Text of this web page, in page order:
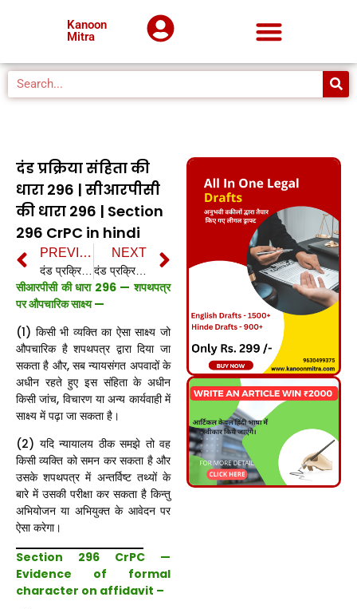
Kanoon
Mitra
दंड प्रक्रिया संहिता की
धारा 296 | सीआरपीसी
की धारा 296 | Section
296 CrPC in hindi
PREVIOUS
दंड प्रक्रिया संहिता की धारा 295 | सीआरपीसी की धारा 295 | Section 295 CrPC in hindi
NEXT
दंड प्रक्रिया संहिता की धारा 297 | सीआरपीसी की धारा 297 | Section 297 CrPC in hindi
सीआरपीसी की धारा 296 — शपथपत्र
पर औपचारिक साक्ष्य —
(1) किसी भी व्यक्ति का ऐसा साक्ष्य जो
औपचारिक है शपथपत्र द्वारा दिया जा
सकता है और, सब न्यायसंगत अपवादों के
अधीन रहते हुए इस संहिता के अधीन
किसी जांच, विचारण या अन्य कार्यवाही में
साक्ष्य में पढ़ा जा सकता है।
(2) यदि न्यायालय ठीक समझे तो वह
किसी व्यक्ति को समन कर सकता है और
उसके शपथपत्र में अन्तर्विष्ट तथ्यों के
बारे में उसकी परीक्षा कर सकता है किन्तु
अभियोजन या अभियुक्त के आवेदन पर
ऐसा करेगा।
Section 296 CrPC —
Evidence of formal
character on affidavit –